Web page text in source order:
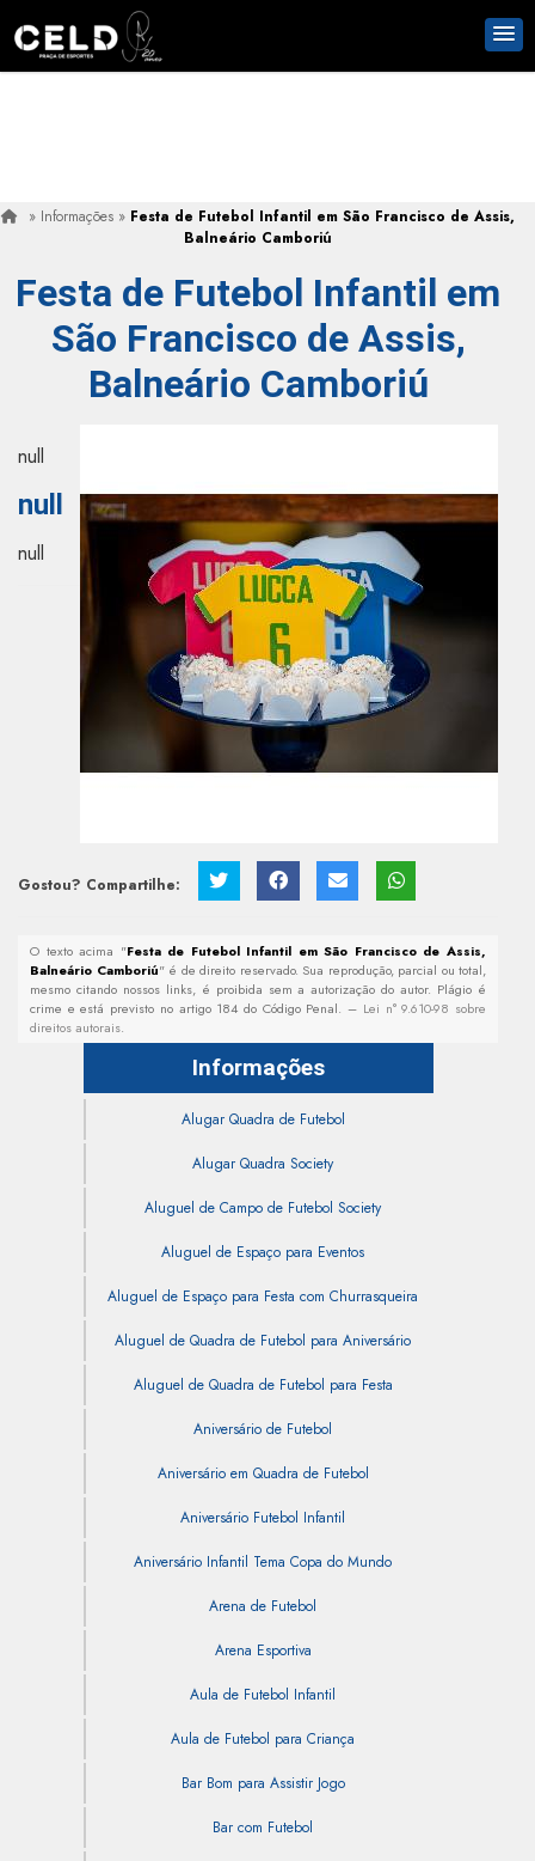
» Informações » Festa de Futebol Infantil em São Francisco de Assis,
Balneário Camboriú
Festa de Futebol Infantil em
São Francisco de Assis,
Balneário Camboriú
null
null
null
Gostou? Compartilhe:
O texto acima "Festa de Futebol Infantil em São Francisco de Assis,
Balneário Camboriú" é de direito reservado. Sua reprodução, parcial ou total,
mesmo citando nossos links, é proibida sem a autorização do autor. Plágio é
crime e está previsto no artigo 184 do Código Penal. – Lei n° 9.610-98 sobre
direitos autorais.
Informações
Alugar Quadra de Futebol
Alugar Quadra Society
Aluguel de Campo de Futebol Society
Aluguel de Espaço para Eventos
Aluguel de Espaço para Festa com Churrasqueira
Aluguel de Quadra de Futebol para Aniversário
Aluguel de Quadra de Futebol para Festa
Aniversário de Futebol
Aniversário em Quadra de Futebol
Aniversário Futebol Infantil
Aniversário Infantil Tema Copa do Mundo
Arena de Futebol
Arena Esportiva
Aula de Futebol Infantil
Aula de Futebol para Criança
Bar Bom para Assistir Jogo
Bar com Futebol